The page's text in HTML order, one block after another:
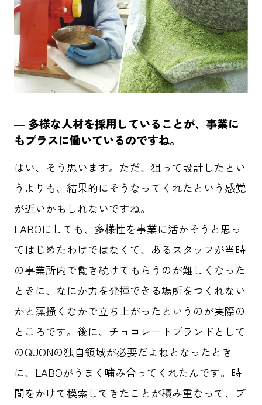
HOME
記事一覧
ABOUT
応援事例
タグ一覧
ダイバーシティ クリエイター
東京六大学野球 メタバース
先進テクノロジー パラスポーツ
― 多様な人材を採用していることが、事業に
もプラスに働いているのですね。
はい、そう思います。ただ、狙って設計したとい
うよりも、結果的にそうなってくれたという感覚
が近いかもしれないですね。
LABOにしても、多様性を事業に活かそうと思っ
てはじめたわけではなくて、あるスタッフが当時
の事業所内で働き続けてもらうのが難しくなった
ときに、なにか力を発揮できる場所をつくれない
かと藻掻くなかで立ち上がったというのが実際の
ところです。後に、チョコレートブランドとして
のQUONの独自領域が必要だよねとなったとき
に、LABOがうまく噛み合ってくれたんです。時
間をかけて模索してきたことが積み重なって、ブ